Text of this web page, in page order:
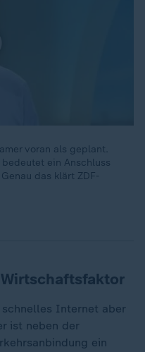
voran als geplant.
ein Anschluss
das klärt ZDF-
Internet aber
ist neben der
ein